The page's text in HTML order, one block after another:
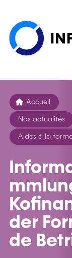
Accueil
Nos actualités
Aides à la
der
de